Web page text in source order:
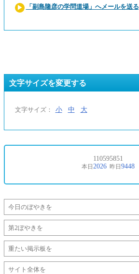
「副島隆彦の学問道場」へメールを送る
文字サイズを変更する
文字サイズ： 小 中 大